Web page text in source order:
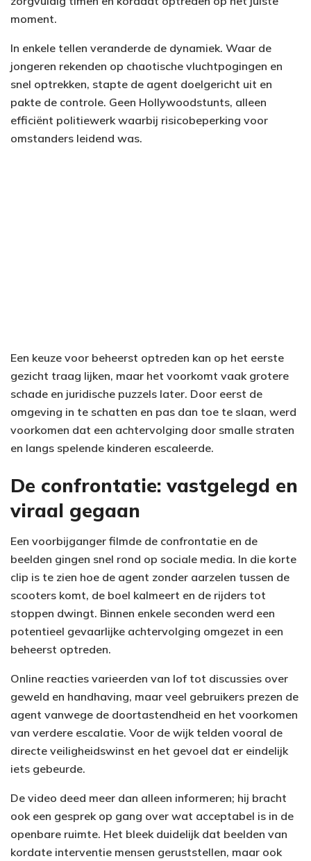
moment.
In enkele tellen veranderde de dynamiek. Waar de
jongeren rekenden op chaotische vluchtpogingen en
snel optrekken, stapte de agent doelgericht uit en
pakte de controle. Geen Hollywoodstunts, alleen
efficiënt politiewerk waarbij risicobeperking voor
omstanders leidend was.
Een keuze voor beheerst optreden kan op het eerste
gezicht traag lijken, maar het voorkomt vaak grotere
schade en juridische puzzels later. Door eerst de
omgeving in te schatten en pas dan toe te slaan, werd
voorkomen dat een achtervolging door smalle straten
en langs spelende kinderen escaleerde.
De confrontatie: vastgelegd en
viraal gegaan
Een voorbijganger filmde de confrontatie en de
beelden gingen snel rond op sociale media. In die korte
clip is te zien hoe de agent zonder aarzelen tussen de
scooters komt, de boel kalmeert en de rijders tot
stoppen dwingt. Binnen enkele seconden werd een
potentieel gevaarlijke achtervolging omgezet in een
beheerst optreden.
Online reacties varieerden van lof tot discussies over
geweld en handhaving, maar veel gebruikers prezen de
agent vanwege de doortastendheid en het voorkomen
van verdere escalatie. Voor de wijk telden vooral de
directe veiligheidswinst en het gevoel dat er eindelijk
iets gebeurde.
De video deed meer dan alleen informeren; hij bracht
ook een gesprek op gang over wat acceptabel is in de
openbare ruimte. Het bleek duidelijk dat beelden van
kordate interventie mensen geruststellen, maar ook